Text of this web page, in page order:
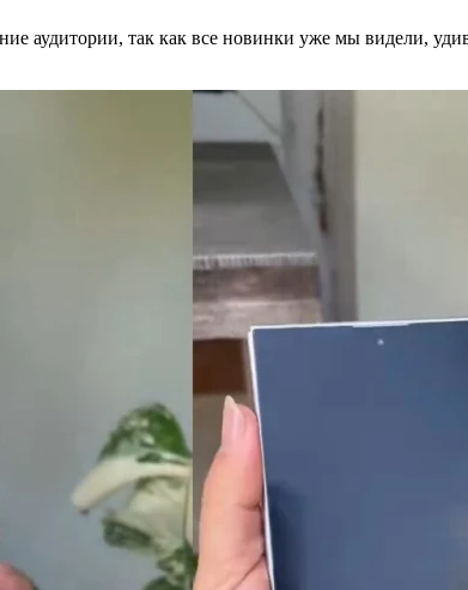
аудитории, так как все новинки уже мы видели,